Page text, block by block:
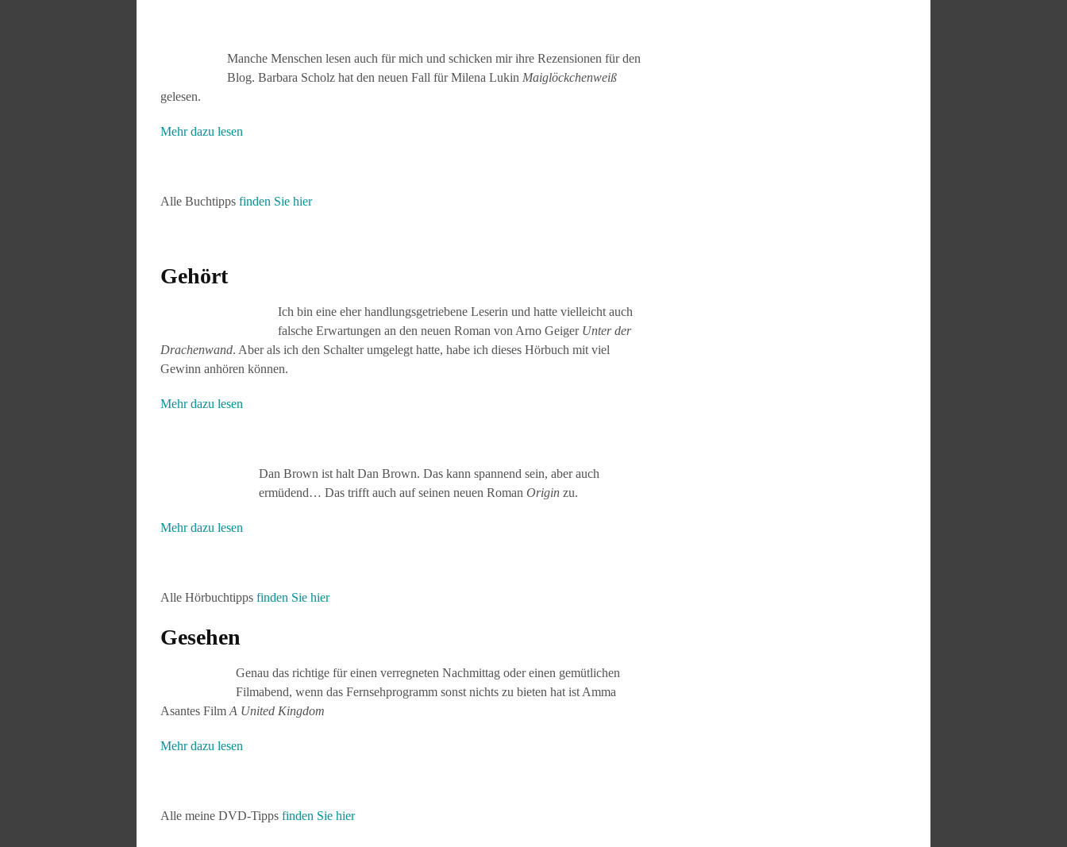
Manche Menschen lesen auch für mich und schicken mir ihre Rezensionen für den
Blog. Barbara Scholz hat den neuen Fall für Milena Lukin Maiglöckchenweiß
gelesen.
Mehr dazu lesen
Alle Buchtipps finden Sie hier
Gehört
Ich bin eine eher handlungsgetriebene Leserin und hatte vielleicht auch
falsche Erwartungen an den neuen Roman von Arno Geiger Unter der
Drachenwand. Aber als ich den Schalter umgelegt hatte, habe ich dieses Hörbuch mit viel
Gewinn anhören können.
Mehr dazu lesen
Dan Brown ist halt Dan Brown. Das kann spannend sein, aber auch
ermüdend… Das trifft auch auf seinen neuen Roman Origin zu.
Mehr dazu lesen
Alle Hörbuchtipps finden Sie hier
Gesehen
Genau das richtige für einen verregneten Nachmittag oder einen gemütlichen
Filmabend, wenn das Fernsehprogramm sonst nichts zu bieten hat ist Amma
Asantes Film A United Kingdom
Mehr dazu lesen
Alle meine DVD-Tipps finden Sie hier